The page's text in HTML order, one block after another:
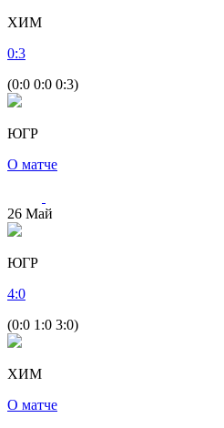
ХИМ
0:3
(0:0 0:0 0:3)
ЮГР
О матче
26 Май
ЮГР
4:0
(0:0 1:0 3:0)
ХИМ
О матче